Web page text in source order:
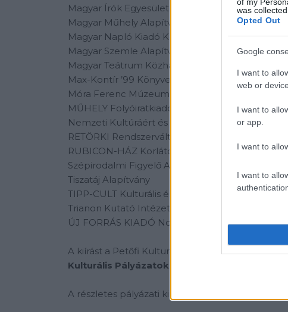
was collected.
Opted Out
Google
I want to
web or
I want to
or app.
I want to
I want to
Magyar Írók Egyesülete
Magyar Műhely Alapítvány
Magyar Napló Kiadó Korlátolt Felelősségű
Magyar Szemle Alapítvány
Magyar Teátrum Közhasznú Nonprofit Korlátolt
Max-Kontír ’99 Könyvelő és Szolgáltató Betéti
Móra Ferenc Múzeum
MŰHELY Folyóiratkiadó Nonprofit Korlátolt
Nemzeti Kultúráért és Irodalomért Alapítvány
RETÖRKI Rendszerváltás Történetét Kutató
RUBICON-HÁZ Korlátolt Felelősségű Társaság
Szépirodalmi Figyelő Alapítvány
Tiszatáj Alapítvány
TIPP-CULT Kulturális és Kereskedelmi Korlátolt
Trianon Kutató Intézet Közhasznú Alapítvány
ÚJ FORRÁS KIADÓ Nonprofit Korlátolt
A kiírást a Petőfi Kulturális Ügynökség
Kulturális Pályázatok Támogatáskezelő
A részletes pályázati kiírás